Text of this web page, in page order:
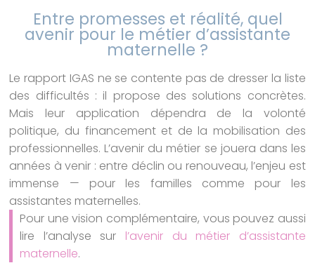
Entre promesses et réalité, quel
avenir pour le métier d’assistante
maternelle ?
Le rapport IGAS ne se contente pas de dresser la liste
des difficultés : il propose des solutions concrètes.
Mais leur application dépendra de la volonté
politique, du financement et de la mobilisation des
professionnelles. L’avenir du métier se jouera dans les
années à venir : entre déclin ou renouveau, l’enjeu est
immense — pour les familles comme pour les
assistantes maternelles.
Pour une vision complémentaire, vous pouvez aussi
lire l’analyse sur l’avenir du métier d’assistante
maternelle.